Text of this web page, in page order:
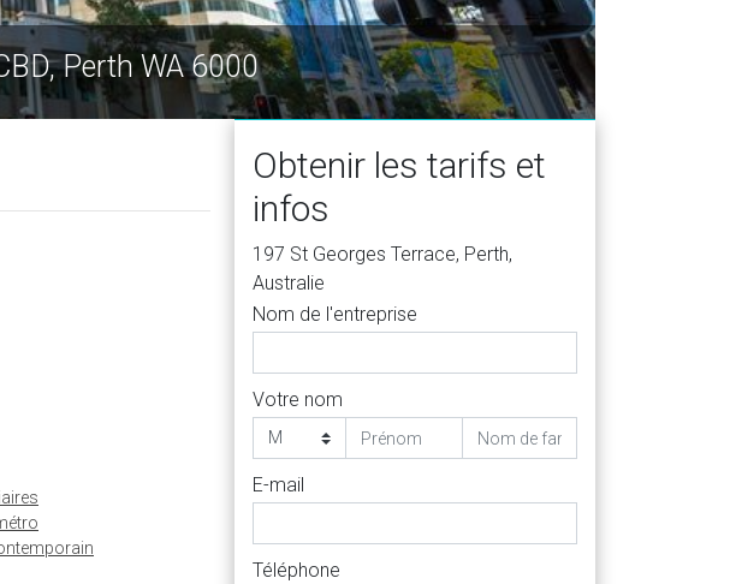
Perth WA 6000
Obtenir les tarifs et
infos
197 St Georges Terrace, Perth,
Australie
Nom de l'entreprise
Votre nom
E-mail
Téléphone